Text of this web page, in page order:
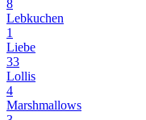
8
Lebkuchen
1
Liebe
33
Lollis
4
Marshmallows